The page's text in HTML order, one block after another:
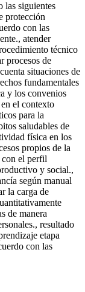
las siguientes
protección
con las
atender
técnico
procesos de
situaciones de
fundamentales
y los convenios
el contexto
para la
saludables de
física en los
propios de la
con el perfil
y social.,
según manual
la carga de
de manera
resultado
etapa
con las